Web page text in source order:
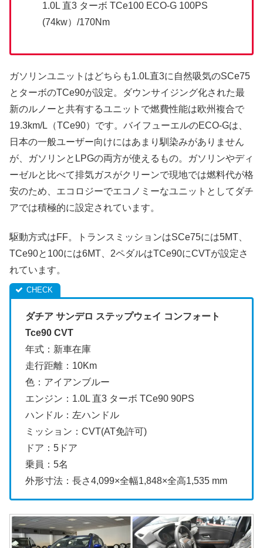
1.0L 直3 ターボ TCe100 ECO-G 100PS
(74kw）/170Nm
ガソリンユニットはどちらも1.0L直3に自然吸気のSCe75
とターボのTCe90が設定。ダウンサイジング化された最
新のルノーと共有するユニットで燃費性能は欧州複合で
19.3km/L（TCe90）です。バイフューエルのECO-Gは、
日本の一般ユーザー向けにはあまり馴染みがありません
が、ガソリンとLPGの両方が使えるもの。ガソリンやディ
ーゼルと比べて排気ガスがクリーンで現地では燃料代が格
安のため、エコロジーでエコノミーなユニットとしてダチ
アでは積極的に設定されています。
駆動方式はFF。トランスミッションはSCe75には5MT、
TCe90と100には6MT、2ペダルはTCe90にCVTが設定さ
れています。
ダチア サンデロ ステップウェイ コンフォート
Tce90 CVT
年式：新車在庫
走行距離：10Km
色：アイアンブルー
エンジン：1.0L 直3 ターボ TCe90 90PS
ハンドル：左ハンドル
ミッション：CVT(AT免許可)
ドア：5ドア
乗員：5名
外形寸法：長さ4,099×全幅1,848×全高1,535 mm